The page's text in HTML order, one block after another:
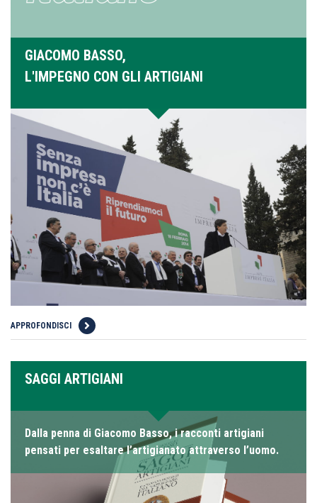
GIACOMO BASSO,
L'IMPEGNO CON GLI ARTIGIANI
APPROFONDISCI
SAGGI ARTIGIANI
Dalla penna di Giacomo Basso, i racconti artigiani
pensati per esaltare l’artigianato attraverso l’uomo.